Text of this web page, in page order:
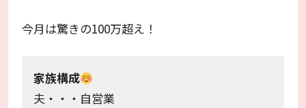
今月は驚きの100万超え！
家族構成
夫・・・自営業